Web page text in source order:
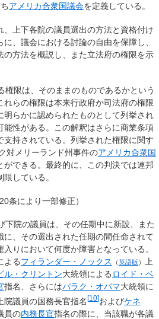
アメリカ合衆国議会を定義している。
、上下各院の議員選出の方法と資格付け
、議会における討論の自由を保障し、
の方法を概説し、また立法府の権限を示
権限は、そのままのものであるかという
れらの権限は本来行政府か司法府の権限
明らかに認められたものとして列挙され
能性がある。この解釈はさらに商業条項
支持されている。列挙された権限に関す
対メリーランド州事件のアメリカ合衆国
ができる。最終的に、この判決では連邦
している。
条により一部修正）
下院の議員は、その任期中に新設、また
に、その選出された任期の間任命されて
りにおいて何度か障害となっている。
よるフィランダー・ノックス （英語版 ） 上
ル・クリントン大統領による ロイド・ベ
指名、さらにはバラク・オバマ大統領に
上院議員の国務長官指名 [10]およびケネ
員の内務長官指名の際に、当該職が各議